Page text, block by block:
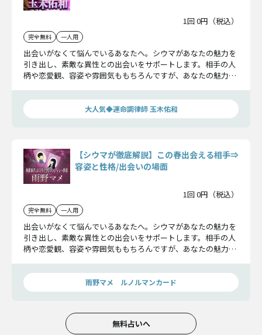
1回 0円（税込）
完全無料 一人用
出会いがなくて悩んでいるあなたへ。シウマがあなたの魅力を
引き出し、素敵な異性との出会いをサポートします。相手の人
柄や恋愛観、容姿や雰囲気ももちろんですが、あなたの魅力も
しょう！
大人気◆運命調律師 玉木佑和
【シウマが徹底解説】この春出会える相手⇒
容姿と性格/出会いの場面
1回 0円（税込）
完全無料 一人用
出会いがなくて悩んでいるあなたへ。シウマがあなたの魅力を
引き出し、素敵な異性との出会いをサポートします。相手の人
柄や恋愛観、容姿や雰囲気ももちろんですが、あなたの魅力も
しょう！
雨野マメ ルノルマンカード
無料占いへ